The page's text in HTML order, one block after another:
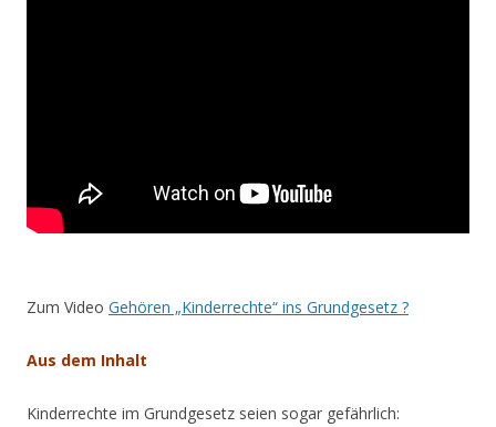
Zum Video Gehören „Kinderrechte“ ins Grundgesetz ?
Aus dem Inhalt
Kinderrechte im Grundgesetz seien sogar gefährlich: